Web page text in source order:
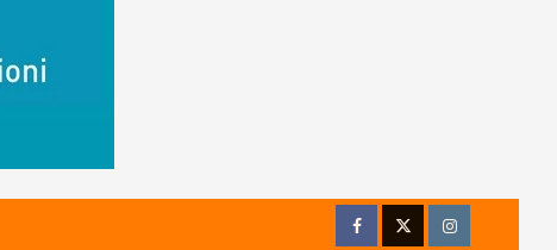
FacebookTwitterInstagram